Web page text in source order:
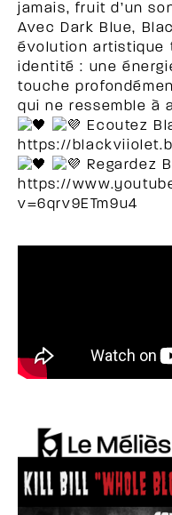
jamais, fruit d’un
Avec Dark Blue,
évolution artistique
identité : une
touche
qui ne ressemble à
Ecoutez
https://
Regardez
https://
v=6qrv9ETm9u4